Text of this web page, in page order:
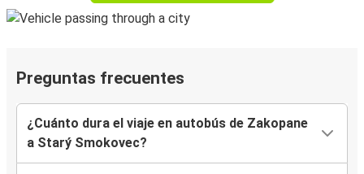
Preguntas frecuentes
¿Cuánto dura el viaje en autobús de Zakopane
a Starý Smokovec?